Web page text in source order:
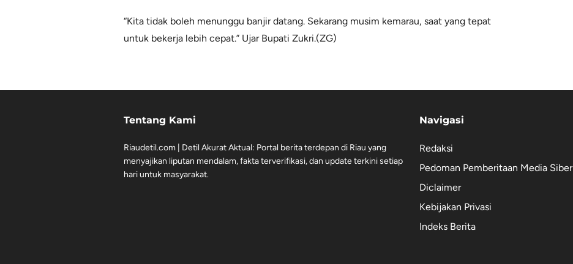
“Kita tidak boleh menunggu banjir datang. Sekarang musim kemarau, saat yang tepat
untuk bekerja lebih cepat.” Ujar Bupati Zukri.(ZG)
Tentang Kami
Riaudetil.com | Detil Akurat Aktual: Portal berita terdepan di Riau yang
menyajikan liputan mendalam, fakta terverifikasi, dan update terkini setiap
hari untuk masyarakat.
Navigasi
Redaksi
Pedoman Pemberitaan Media Siber
Diclaimer
Kebijakan Privasi
Indeks Berita